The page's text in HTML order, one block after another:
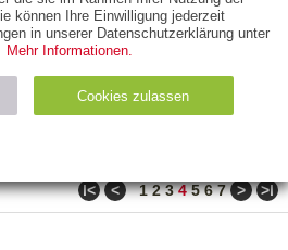
Bestseller
ǀ< < 1 2 3 4 5 6 7 > >ǀ
können Ihre Einwilligung jederzeit
in unserer Datenschutzerklärung unter
Mehr Informationen.
Cookies zulassen
Ty